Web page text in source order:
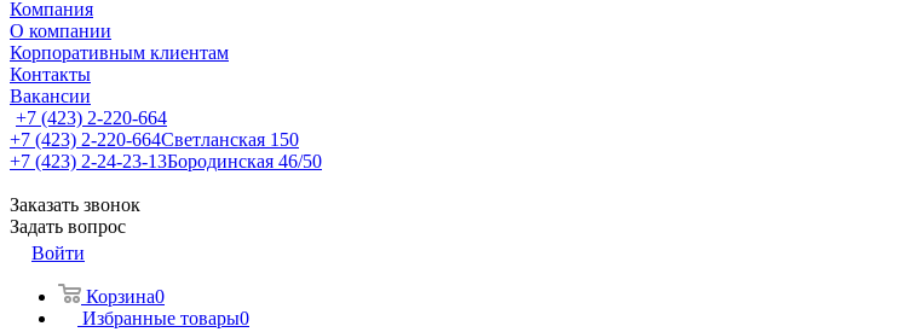
Компания
О компании
Корпоративным клиентам
Контакты
Вакансии
+7 (423) 2-220-664
+7 (423) 2-220-664Светланская 150
+7 (423) 2-24-23-13Бородинская 46/50
Заказать звонок
Задать вопрос
Войти
Корзина0
Избранные товары0